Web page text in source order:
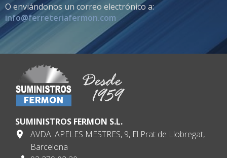
O enviándonos un correo electrónico a:
info@ferreteriafermon.com
SUMINISTROS FERMON S.L.
AVDA. APELES MESTRES, 9, El Prat de Llobregat,
Barcelona